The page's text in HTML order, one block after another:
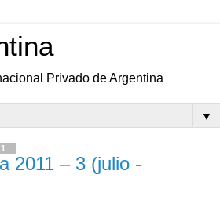
Privado de Argentina
▼
2011 – 3 (julio -